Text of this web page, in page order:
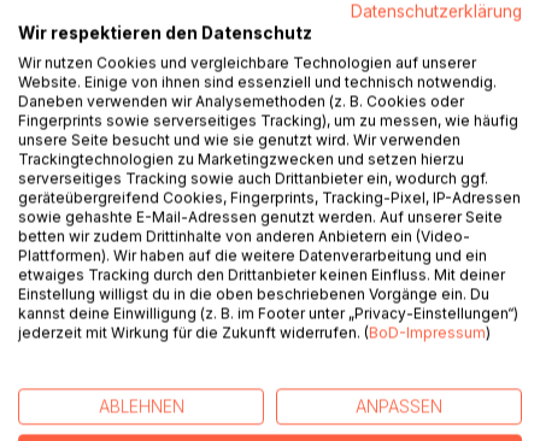
BESCHREIBUNG
Versteckt sich da etwa jemand hinter dem Baum? Werde
ich verfolgt? Was verrät der Handabdruck eines Fremden
auf der Haustür? Warum hört mich niemand, obwohl ich
rufe? Schlägt die wütende Frau gleich zu? Wer schreit da
so unsagbar laut? Reißen mich die Fluten mit sich? Ob wir
in den hohen Wellen versinken? Was will der Mann mit der
Machete mitten im Urwald?
Es sind nicht ganz alltägliche Ereignisse, die so oder ähnlich
jedem von uns passieren könnten. Die UNschönen
Geschichten zum Fürchten und Nachdenken erzählen von
dubiosen Gestalten und erregten Menschen, von starren
und depressiven Gedanken, von Panik in allen Gliedern und
dunklen Nächten, von Attentaten, Tyrannei und
Datenschutzerklärung
Wir respektieren den Datenschutz
Wir nutzen Cookies und vergleichbare Technologien auf unserer
Website. Einige von ihnen sind essenziell und technisch notwendig.
Daneben verwenden wir Analysemethoden (z. B. Cookies oder
Fingerprints sowie serverseitiges Tracking), um zu messen, wie häufig
unsere Seite besucht und wie sie genutzt wird. Wir verwenden
Trackingtechnologien zu Marketingzwecken und setzen hierzu
serverseitiges Tracking sowie auch Drittanbieter ein, wodurch ggf.
geräteübergreifend Cookies, Fingerprints, Tracking-Pixel, IP-Adressen
sowie gehashte E-Mail-Adressen genutzt werden. Auf unserer Seite
betten wir zudem Drittinhalte von anderen Anbietern ein (Video-
Plattformen). Wir haben auf die weitere Datenverarbeitung und ein
etwaiges Tracking durch den Drittanbieter keinen Einfluss. Mit deiner
Einstellung willigst du in die oben beschriebenen Vorgänge ein. Du
kannst deine Einwilligung (z. B. im Footer unter „Privacy-Einstellungen“)
jederzeit mit Wirkung für die Zukunft widerrufen. (BoD-Impressum)
ABLEHNEN ANPASSEN